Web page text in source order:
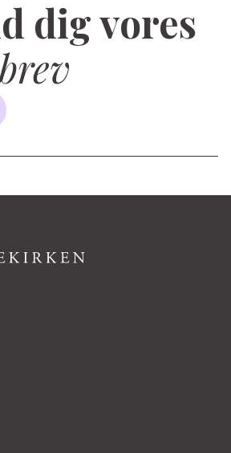
dig vores